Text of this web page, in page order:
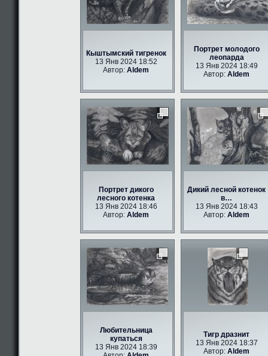
Кыштымский тигренок
13 Янв 2024 18:52
Автор:Aldem
Портрет молодого
леопарда
13 Янв 2024 18:49
Автор:Aldem
Портрет дикого
лесного котенка
13 Янв 2024 18:46
Автор:Aldem
Дикий лесной котенок
в…
13 Янв 2024 18:43
Автор:Aldem
Любительница
купаться
13 Янв 2024 18:39
Тигр дразнит
13 Янв 2024 18:37
Автор:Aldem